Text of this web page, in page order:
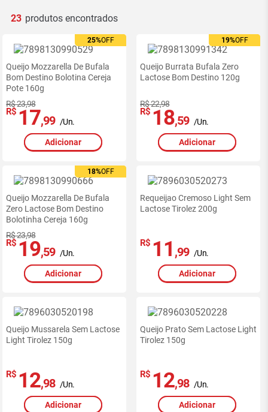
23
25%OFF
25%OFF
Queijo Mozzarella De Bufala
Bom Destino Bolotina Cereja
Pote 160g
R$ 23,98
R$ 17,99 /Un.
Adicionar
19%OFF
19%OFF
Queijo Burrata Bufala Zero
Lactose Bom Destino 120g
R$ 22,98
R$ 18,59 /Un.
Adicionar
18%OFF
18%OFF
Queijo Mozzarella De Bufala
Zero Lactose Bom Destino
Bolotinha Cereja 160g
R$ 23,98
R$ 19,59 /Un.
Adicionar
Requeijao Cremoso Light Sem
Lactose Tirolez 200g
R$ 11 ,99 /Un.
Adicionar
Queijo Mussarela Sem Lactose
Light Tirolez 150g
R$ 12,98 /Un.
Adicionar
Queijo Prato Sem Lactose Light
Tirolez 150g
R$ 12,98 /Un.
Adicionar